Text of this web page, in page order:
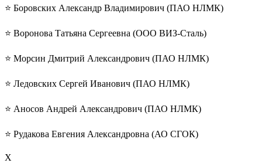
⭐️ Боровских Александр Владимирович (ПАО НЛМК)
⭐️ Воронова Татьяна Сергеевна (ООО ВИЗ-Сталь)
⭐️ Морсин Дмитрий Александрович (ПАО НЛМК)
⭐️ Ледовских Сергей Иванович (ПАО НЛМК)
⭐️ Аносов Андрей Александрович (ПАО НЛМК)
⭐️ Рудакова Евгения Александровна (АО СГОК)
Х